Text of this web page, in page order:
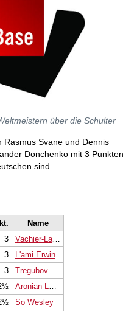
über die Schulter
Svane und Dennis
Donchenko mit 3 Punkten
sind.
Name
3
Vachier-Lagrave Maxime
3
L'ami Erwin
3
Tregubov Pavel V.
Aronian Levon
So Wesley